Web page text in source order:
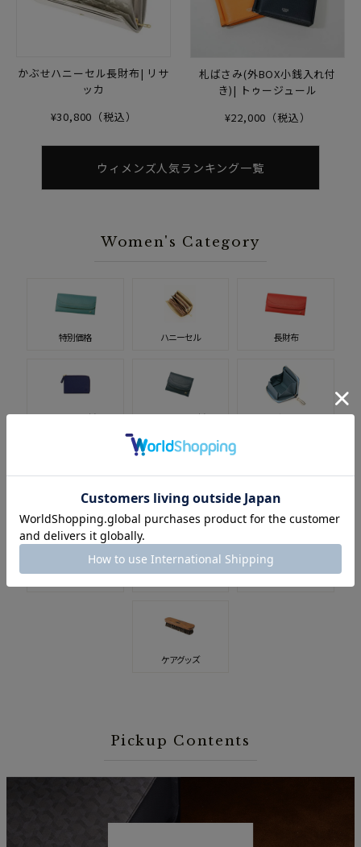
かぶせハニーセル長財布| リサ
ッカ
¥30,800（税込）
札ばさみ(外BOX小銭入れ付
き)| トゥージュール
¥22,000（税込）
ウィメンズ人気ランキング一覧
Women's Category
特別価格 ハニーセル 長財布
二つ折り財布 コンパクト財布 小銭入れ
名刺入れ バッグ
スマートウォッチ関連
ケアグッズ
Pickup Contents